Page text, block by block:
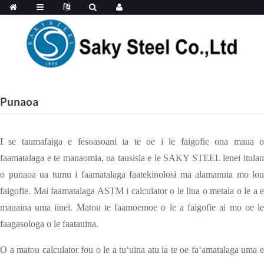
Punaoa
I se taumafaiga e fesoasoani ia te oe i le faigofie ona maua o
faamatalaga e te manaomia, ua tausisia e le SAKY STEEL lenei itulau
o punaoa ua tumu i faamatalaga faatekinolosi ma alamanuia mo lou
faigofie. Mai faamatalaga ASTM i calculator o le liua o metala o le a e
mauaina uma iinei. Matou te faamoemoe o le a faigofie ai mo oe le
faagasologa o le faatauina.
O a matou calculator fou o le a tuʻuina atu ia te oe faʻamatalaga uma e